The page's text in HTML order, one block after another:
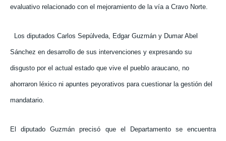
PUATE CON NOSOTROS
PUATE CON NOSOTROS
PUATE CON NOSOTROS
PUATE CON NOSOTROS
evaluativo relacionado con el mejoramiento de la vía a Cravo Norte.
Los diputados Carlos Sepúlveda, Edgar Guzmán y Dumar Abel
Sánchez en desarrollo de sus intervenciones y expresando su
disgusto por el actual estado que vive el pueblo araucano, no
ahorraron léxico ni apuntes peyorativos para cuestionar la gestión del
mandatario.
El diputado Guzmán precisó que el Departamento se encuentra